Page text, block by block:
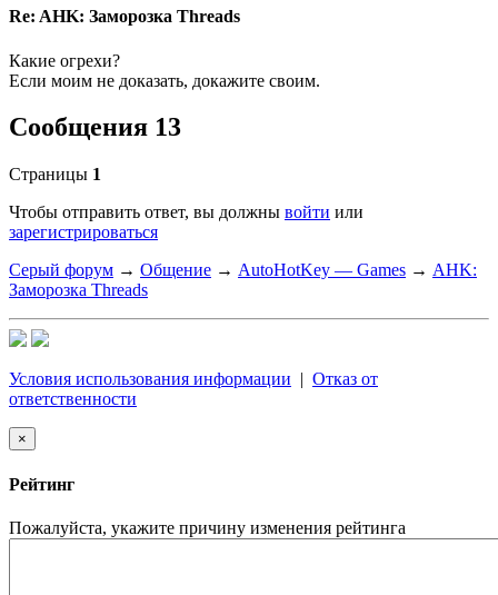
Re: AHK: Заморозка Threads
Какие огрехи?
Если моим не доказать, докажите своим.
Сообщения 13
Страницы 1
Чтобы отправить ответ, вы должны войти или
зарегистрироваться
Серый форум → Общение → AutoHotKey — Games → AHK:
Заморозка Threads
Условия использования информации | Отказ от
ответственности
×
Рейтинг
Пожалуйста, укажите причину изменения рейтинга